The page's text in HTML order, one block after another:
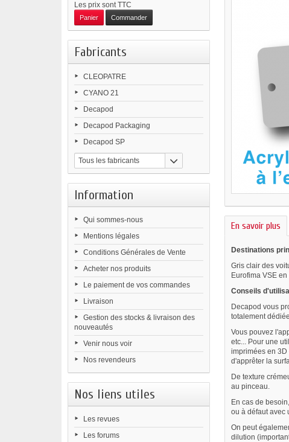
Les prix sont TTC
Panier Commander
Fabricants
CLEOPATRE
CYANO 21
Decapod
Decapod Packaging
Decapod SP
Tous les fabricants
Information
Qui sommes-nous
Mentions légales
Conditions Générales de Vente
Acheter nos produits
Le paiement de vos commandes
Livraison
Gestion des stocks & livraison des
nouveautés
Venir nous voir
Nos revendeurs
Nos liens utiles
Les revues
Les forums
En savoir plus
Destinations
Gris clair des
Eurofima VSE
Conseils
Decapod vous
totalement
Vous pouvez
etc... Pour une
imprimées en
d'apprêter la
De texture
au pinceau.
En cas de
ou à défaut avec
On peut
dilution